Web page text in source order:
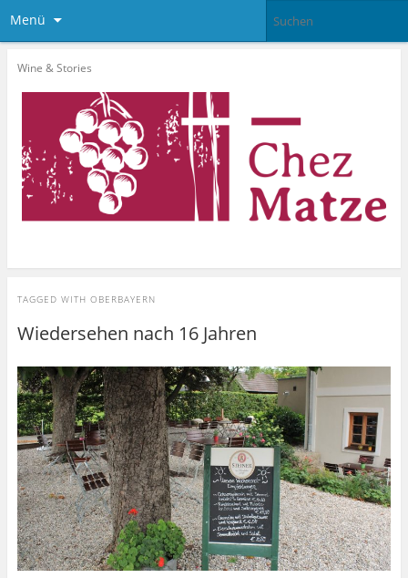
Menü
Wine & Stories
TAGGED WITH OBERBAYERN
Wiedersehen nach 16 Jahren